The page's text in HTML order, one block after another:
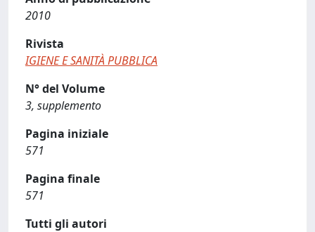
2010
Rivista
IGIENE E SANITÀ PUBBLICA
N° del Volume
3, supplemento
Pagina iniziale
571
Pagina finale
571
Tutti gli autori